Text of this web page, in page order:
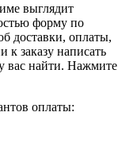
выглядит
форму по
доставки, оплаты,
к заказу написать
вас найти. Нажмите
оплаты: